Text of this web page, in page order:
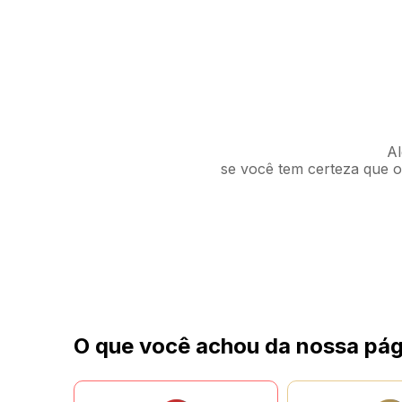
se você tem certeza que
O que você achou da nossa